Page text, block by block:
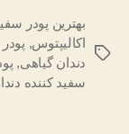
برچسب‌ها
بهترین پودر
اکالیپتوس,
دندان گیاهی,
سفید کننده